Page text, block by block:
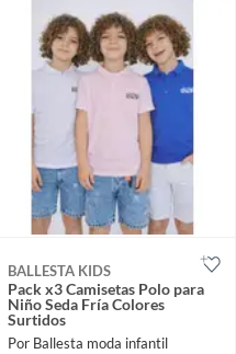
BALLESTA KIDS
Pack x3 Camisetas Polo para
Niño Seda Fría Colores
Surtidos
Por Ballesta moda infantil